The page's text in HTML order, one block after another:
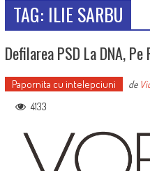
TAG: ILIE SARBU
Defilarea PSD La DNA,
Papornita cu intelepciuni de
4133